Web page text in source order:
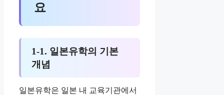
요
1-1. 일본유학의 기본
개념
일본유학은 일본 내 교육기관에서